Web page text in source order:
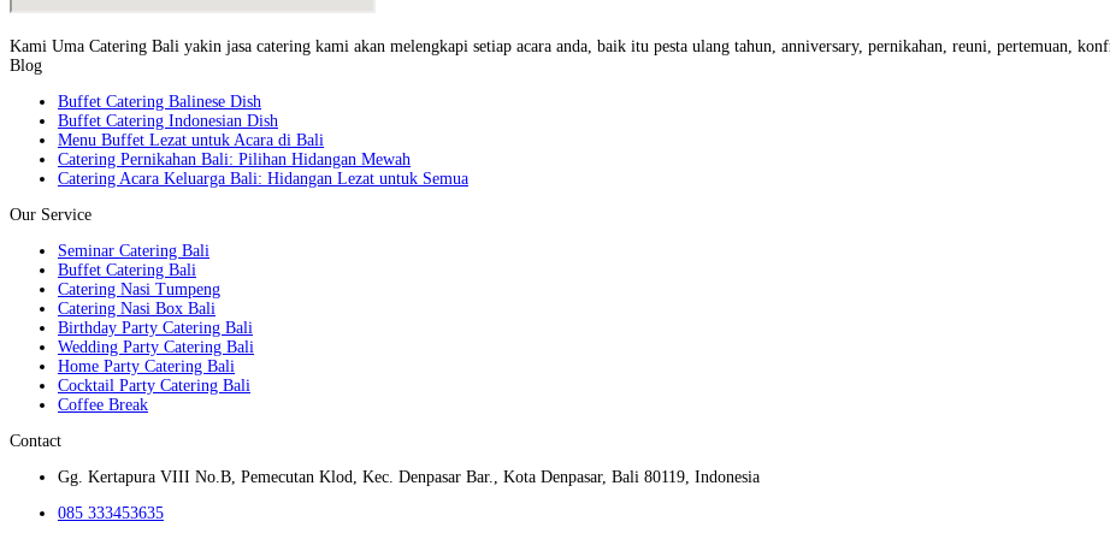
Kami Uma Catering Bali yakin jasa catering kami akan melengkapi setiap acara anda, baik itu pesta ulang tahun, anniversary, pernikahan, reuni, pertemuan,
Blog
Buffet Catering Balinese Dish
Buffet Catering Indonesian Dish
Menu Buffet Lezat untuk Acara di Bali
Catering Pernikahan Bali: Pilihan Hidangan Mewah
Catering Acara Keluarga Bali: Hidangan Lezat untuk Semua
Our Service
Seminar Catering Bali
Buffet Catering Bali
Catering Nasi Tumpeng
Catering Nasi Box Bali
Birthday Party Catering Bali
Wedding Party Catering Bali
Home Party Catering Bali
Cocktail Party Catering Bali
Coffee Break
Contact
Gg. Kertapura VIII No.B, Pemecutan Klod, Kec. Denpasar Bar., Kota Denpasar, Bali 80119, Indonesia
085 333453635